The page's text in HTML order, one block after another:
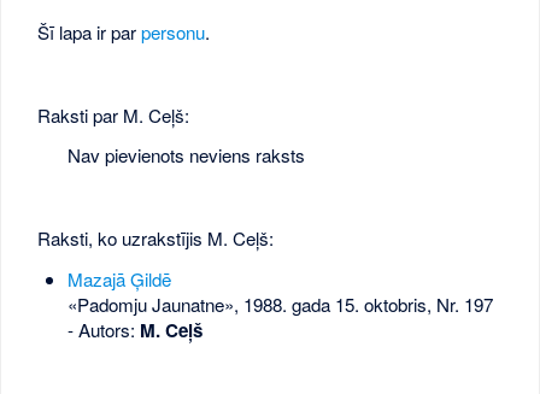
Šī lapa ir parpersonu.
Raksti par M. Ceļš:
Nav pievienots neviens raksts
Raksti, ko uzrakstījis M. Ceļš:
Mazajā Ģildē
«Padomju Jaunatne», 1988. gada 15. oktobris, Nr. 197
- Autors: M. Ceļš